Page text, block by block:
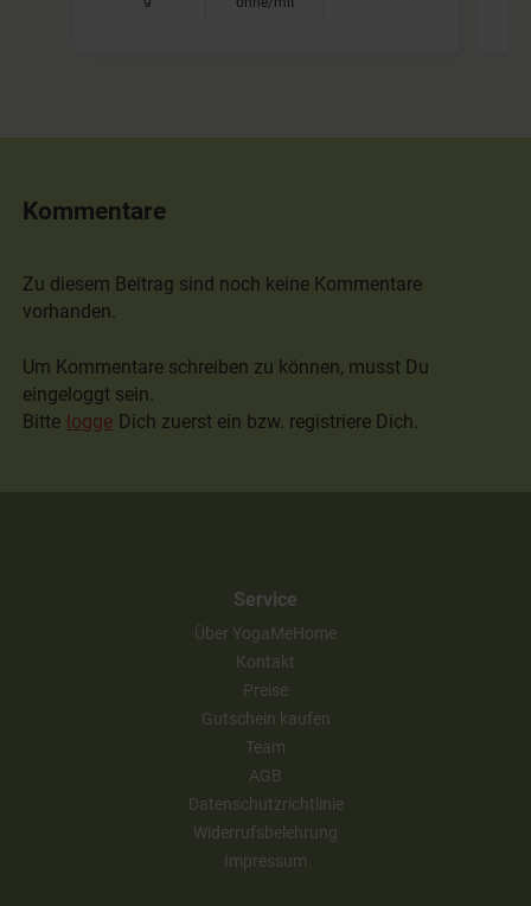
Kommentare
Zu diesem Beitrag sind noch keine Kommentare
vorhanden.
Um Kommentare schreiben zu können, musst Du
eingeloggt sein.
Bitte logge Dich zuerst ein bzw. registriere Dich.
Service
Über YogaMeHome
Kontakt
Preise
Gutschein kaufen
Team
AGB
Datenschutzrichtlinie
Widerrufsbelehrung
Impressum